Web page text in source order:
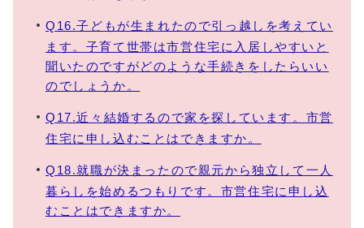
Q16.子どもが生まれたので引っ越しを考えてい
ます。子育て世帯は市営住宅に入居しやすいと
聞いたのですがどのような手続きをしたらいい
のでしょうか。
Q17.近々結婚するので家を探しています。市営
住宅に申し込むことはできますか。
Q18.就職が決まったので親元から独立して一人
暮らしを始めるつもりです。市営住宅に申し込
むことはできますか。